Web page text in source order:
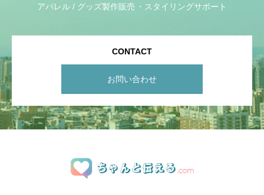
アパレル / グッズ製作販売
スタイリングサポート
CONTACT
お問い合わせ